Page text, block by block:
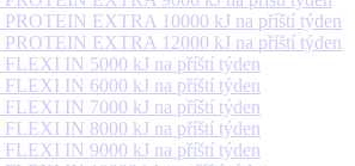
PROTEIN EXTRA 10000 kJ na příští týden
PROTEIN EXTRA 12000 kJ na příští týden
FLEXI IN 5000 kJ na příští týden
FLEXI IN 6000 kJ na příští týden
FLEXI IN 7000 kJ na příští týden
FLEXI IN 8000 kJ na příští týden
FLEXI IN 9000 kJ na příští týden